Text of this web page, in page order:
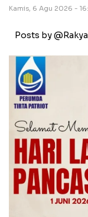
Kamis, 6 Agu 2026 -
Posts by